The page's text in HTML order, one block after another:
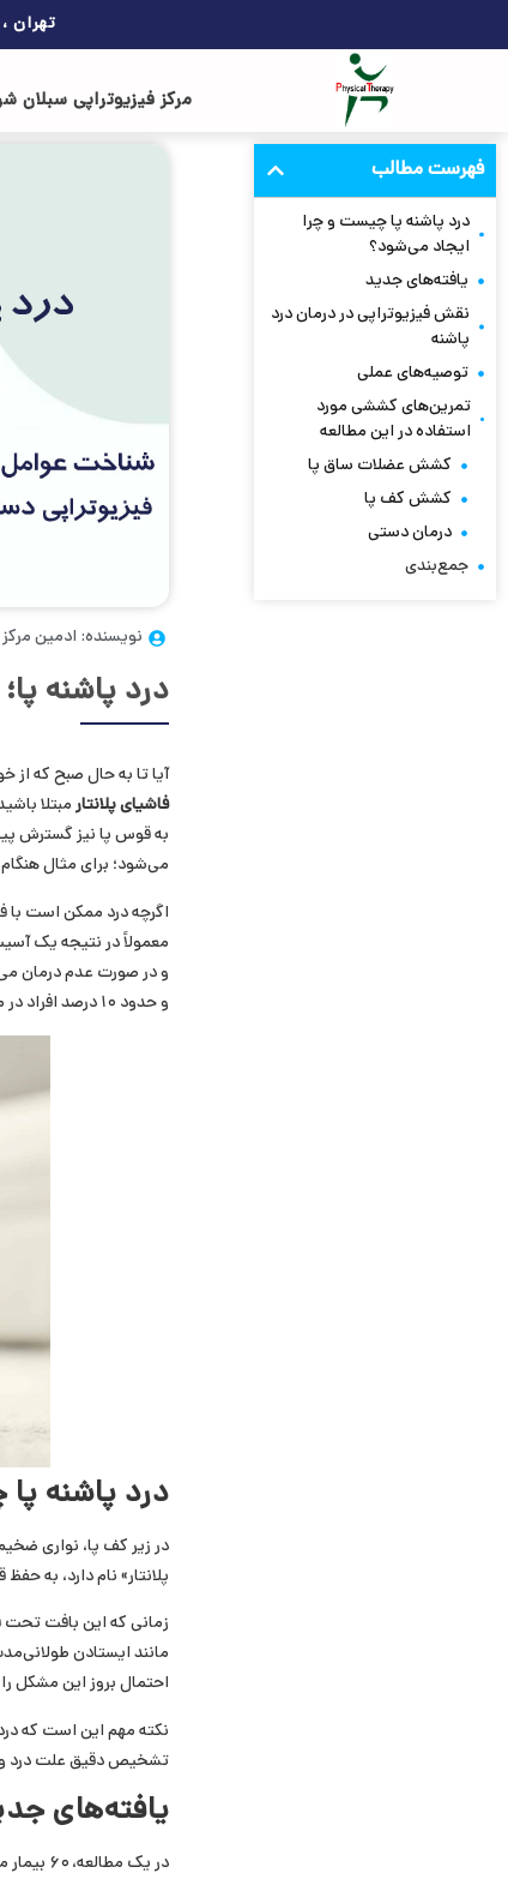
تهران
مرکز فیزیوتراپی سبلان
فهرست مطالب
درد پاشنه پا چیست و چرا
ایجاد می‌شود؟
یافته‌های جدید
نقش فیزیوتراپی در درمان درد
پاشنه
توصیه‌های عملی
تمرین‌های کششی مورد
استفاده در این مطالعه
کشش عضلات ساق پا
کشش کف پا
درمان دستی
جمع‌بندی
نویسنده: ادمین
درد پاشنه
آیا تا به حال صبح که
فاشیای پلانتارمبتلا
به قوس پا نیز گسترش
می‌شود؛ برای مثال
اگرچه درد ممکن است با
معمولاً در نتیجه یک
و در صورت عدم درمان
و حدود ۱۰ درصد افراد در مقطعی از زندگی خود این مشکل را تجربه خواهند کرد.
درد پاشنه
در زیر کف پا، نواری
پلانتار» نام دارد، به
زمانی که این بافت تحت
مانند ایستادن
احتمال بروز این مشکل
نکته مهم این است که
تشخیص دقیق علت درد
یافته‌های
در یک